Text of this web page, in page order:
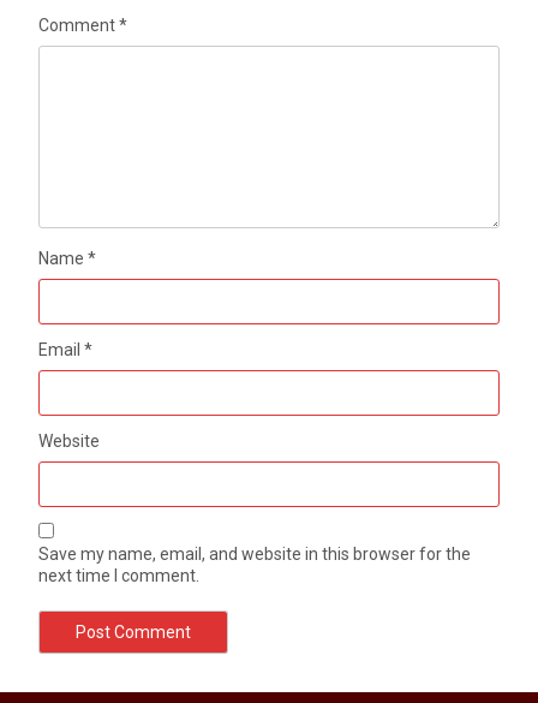
Comment*
Name*
Email*
Website
Save my name, email, and website in this browser for the
next time I comment.